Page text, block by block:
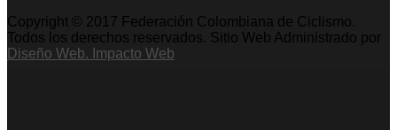
Copyright © 2017 Federación Colombiana de Ciclismo.
Todos los derechos reservados. Sitio Web Administrado por
Diseño Web. Impacto Web